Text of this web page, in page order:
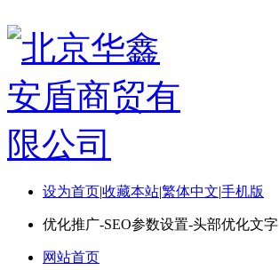
设为首页|收藏本站|繁体中文|手机版
优化推广-SEO参数设置-头部优化文字
网站首页